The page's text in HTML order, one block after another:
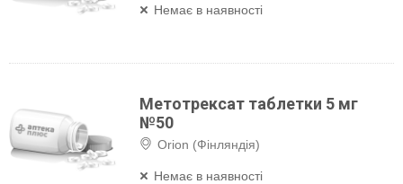
Немає в наявності
Метотрексат таблетки 5 мг
№50
Orion (Фінляндія)
Немає в наявності